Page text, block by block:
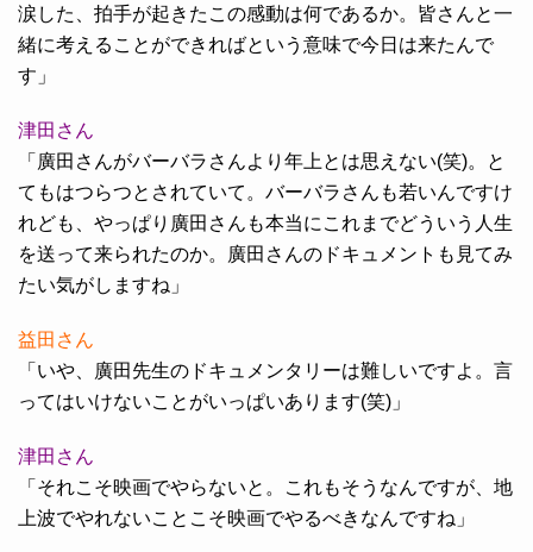
涙した、拍手が起きたこの感動は何であるか。皆さんと一
緒に考えることができればという意味で今日は来たんで
す」
津田さん
「廣田さんがバーバラさんより年上とは思えない(笑)。と
てもはつらつとされていて。バーバラさんも若いんですけ
れども、やっぱり廣田さんも本当にこれまでどういう人生
を送って来られたのか。廣田さんのドキュメントも見てみ
たい気がしますね」
益田さん
「いや、廣田先生のドキュメンタリーは難しいですよ。言
ってはいけないことがいっぱいあります(笑)」
津田さん
「それこそ映画でやらないと。これもそうなんですが、地
上波でやれないことこそ映画でやるべきなんですね」